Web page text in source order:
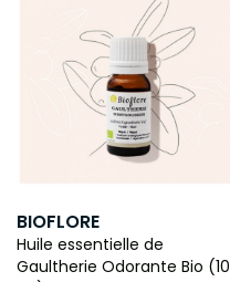
BIOFLORE
Huile essentielle de
Gaultherie Odorante Bio (10